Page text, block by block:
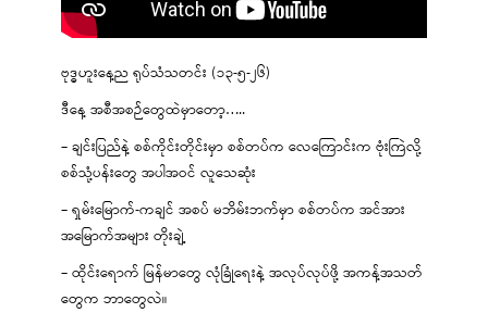
ဗုဒ္ဓဟူးနေ့ည ရုပ်သံသတင်း (၁၃-၅-၂၆)
ဒီနေ့ အစီအစဉ်တွေထဲမှာတော့…..
– ချင်းပြည်နဲ့ စစ်ကိုင်းတိုင်းမှာ စစ်တပ်က လေကြောင်းက ဗုံးကြဲလို့
စစ်သုံ့ပန်းတွေ အပါအဝင် လူသေဆုံး
– ရှမ်းမြောက်-ကချင် အစပ် မဘိမ်းဘက်မှာ စစ်တပ်က အင်အား
အမြောက်အများ တိုးချဲ့
– ထိုင်းရောက် မြန်မာတွေ လုံခြုံရေးနဲ့ အလုပ်လုပ်ဖို့ အကန့်အသတ်
တွေက ဘာတွေလဲ။